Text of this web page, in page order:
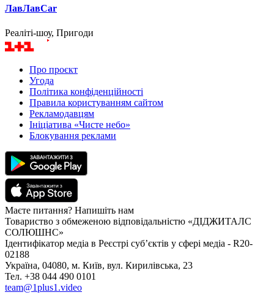
ЛавЛавCar
Реаліті-шоу, Пригоди
Про проєкт
Угода
Політика конфіденційності
Правила користуванням сайтом
Рекламодавцям
Ініціатива «Чисте небо»
Блокування реклами
Маєте питання? Напишіть нам
Товариство з обмеженою відповідальністю «ДІДЖИТАЛС
СОЛЮШНС»
Ідентифікатор медіа в Реєстрі суб’єктів у сфері медіа - R20-
02188
Україна, 04080, м. Київ, вул. Кирилівська, 23
Тел. +38 044 490 0101
team@1plus1.video